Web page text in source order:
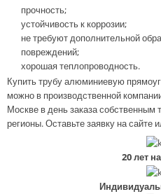
прочность;
устойчивость к коррозии;
не требуют дополнительной
повреждений;
хорошая теплопроводность.
Купить трубу алюминиевую
можно в производственной
Москве в день заказа собственным
регионы. Оставьте заявку на сайте
20 лет